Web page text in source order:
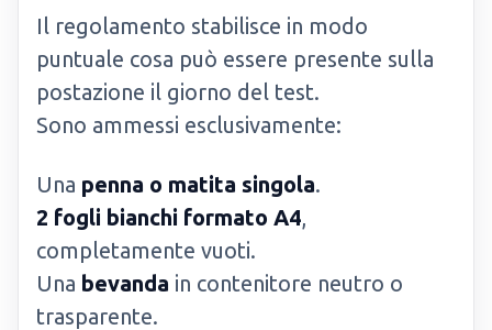
Il regolamento stabilisce in modo
puntuale cosa può essere presente sulla
postazione il giorno del test.
Sono ammessi esclusivamente:
Una penna o matita singola.
2 fogli bianchi formato A4,
completamente vuoti.
Una bevanda in contenitore neutro o
trasparente.